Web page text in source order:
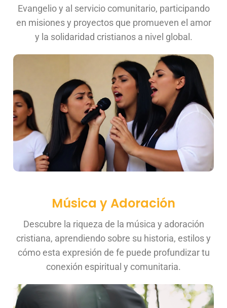
Evangelio y al servicio comunitario, participando
en misiones y proyectos que promueven el amor
y la solidaridad cristianos a nivel global.
Música y Adoración
Descubre la riqueza de la música y adoración
cristiana, aprendiendo sobre su historia, estilos y
cómo esta expresión de fe puede profundizar tu
conexión espiritual y comunitaria.